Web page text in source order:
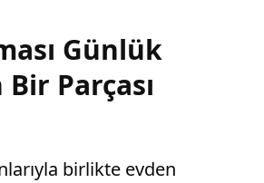
Günlük
Bir Parçası
birlikte evden